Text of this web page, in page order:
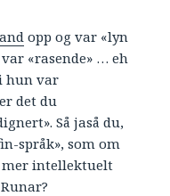
opp og var «lyn
«rasende» … eh
hun var
det du
Så jaså du,
språk», som om
mer intellektuelt